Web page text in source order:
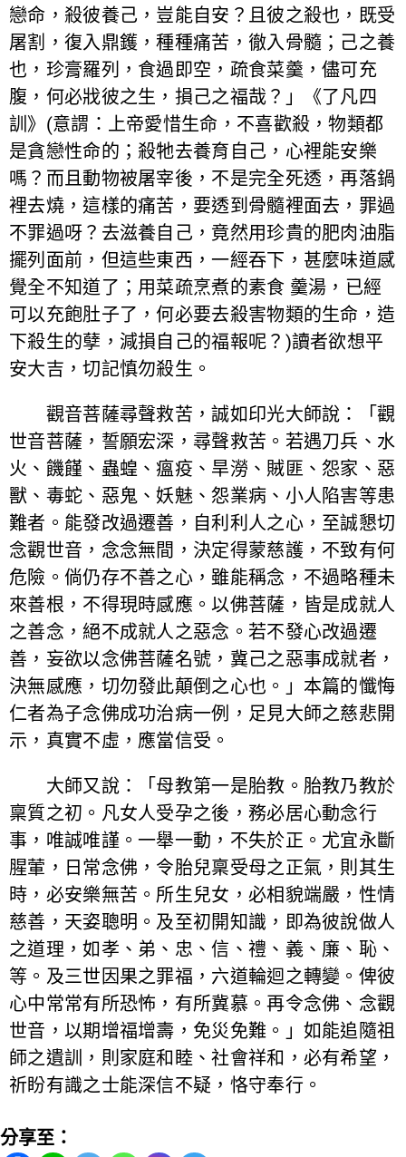
戀命，殺彼養己，豈能自安？且彼之殺也，既受
屠割，復入鼎鑊，種種痛苦，徹入骨髓；己之養
也，珍膏羅列，食過即空，疏食菜羹，儘可充
腹，何必戕彼之生，損己之福哉？」《了凡四
訓》(意謂：上帝愛惜生命，不喜歡殺，物類都
是貪戀性命的；殺牠去養育自己，心裡能安樂
嗎？而且動物被屠宰後，不是完全死透，再落鍋
裡去燒，這樣的痛苦，要透到骨髓裡面去，罪過
不罪過呀？去滋養自己，竟然用珍貴的肥肉油脂
擺列面前，但這些東西，一經吞下，甚麼味道感
覺全不知道了；用菜疏烹煮的素食 羹湯，已經
可以充飽肚子了，何必要去殺害物類的生命，造
下殺生的孽，減損自己的福報呢？)讀者欲想平
安大吉，切記慎勿殺生。
觀音菩薩尋聲救苦，誠如印光大師說：「觀
世音菩薩，誓願宏深，尋聲救苦。若遇刀兵、水
火、饑饉、蟲蝗、瘟疫、旱澇、賊匪、怨家、惡
獸、毒蛇、惡鬼、妖魅、怨業病、小人陷害等患
難者。能發改過遷善，自利利人之心，至誠懇切
念觀世音，念念無間，決定得蒙慈護，不致有何
危險。倘仍存不善之心，雖能稱念，不過略種未
來善根，不得現時感應。以佛菩薩，皆是成就人
之善念，絕不成就人之惡念。若不發心改過遷
善，妄欲以念佛菩薩名號，冀己之惡事成就者，
決無感應，切勿發此顛倒之心也。」本篇的懺悔
仁者為子念佛成功治病一例，足見大師之慈悲開
示，真實不虛，應當信受。
大師又說：「母教第一是胎教。胎教乃教於
稟質之初。凡女人受孕之後，務必居心動念行
事，唯誠唯謹。一舉一動，不失於正。尤宜永斷
腥葷，日常念佛，令胎兒稟受母之正氣，則其生
時，必安樂無苦。所生兒女，必相貌端嚴，性情
慈善，天姿聰明。及至初開知識，即為彼說做人
之道理，如孝、弟、忠、信、禮、義、廉、恥、
等。及三世因果之罪福，六道輪迴之轉變。俾彼
心中常常有所恐怖，有所冀慕。再令念佛、念觀
世音，以期增福增壽，免災免難。」如能追隨祖
師之遺訓，則家庭和睦、社會祥和，必有希望，
祈盼有識之士能深信不疑，恪守奉行。
分享至：